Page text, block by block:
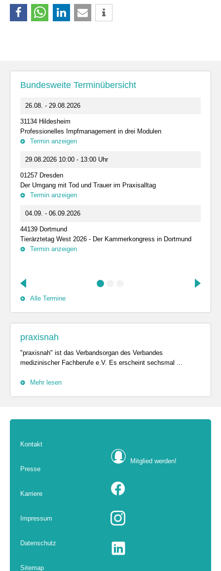
Bundesweite Terminübersicht
26.08. - 29.08.2026
31134 Hildesheim
Professionelles Impfmanagement in drei Modulen
Termin anzeigen
29.08.2026 10:00 - 13:00 Uhr
01257 Dresden
Der Umgang mit Tod und Trauer im Praxisalltag
Termin anzeigen
04.09. - 06.09.2026
44139 Dortmund
Tierärztetag West 2026 - Der Kammerkongress in Dortmund
Termin anzeigen
Alle Termine
praxisnah
"praxisnah" ist das Verbandsorgan des Verbandes
medizinischer Fachberufe e.V. Es erscheint sechsmal ...
Mehr lesen
Kontakt
Presse
Karriere
Impressum
Datenschutz
Sitemap
Mitglied werden!